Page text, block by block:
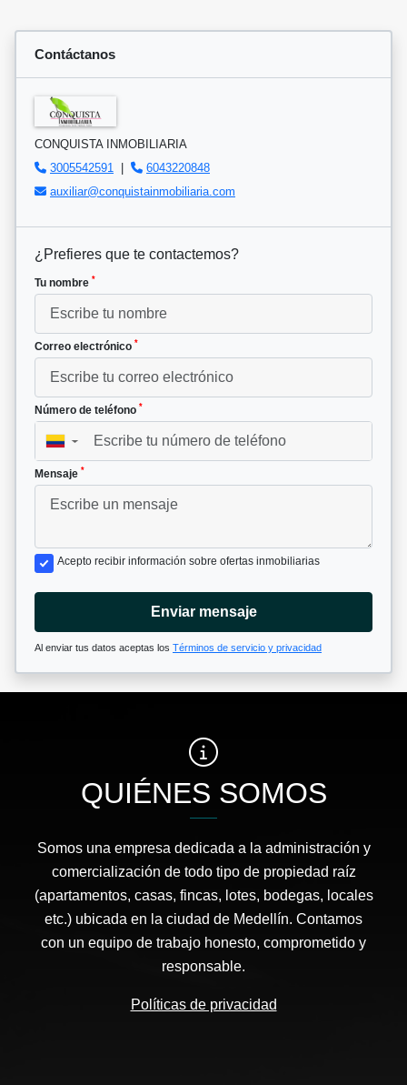
Contáctanos
CONQUISTA INMOBILIARIA
3005542591
|
6043220848
auxiliar@conquistainmobiliaria.com
¿Prefieres que te contactemos?
Tu nombre *
Correo electrónico *
Número de teléfono *
▼
Mensaje *
Acepto recibir información sobre ofertas inmobiliarias
Enviar mensaje
Al enviar tus datos aceptas los Términos de servicio y privacidad
QUIÉNES SOMOS
Somos una empresa dedicada a la administración y
comercialización de todo tipo de propiedad raíz
(apartamentos, casas, fincas, lotes, bodegas, locales
etc.) ubicada en la ciudad de Medellín. Contamos
con un equipo de trabajo honesto, comprometido y
responsable.
Políticas de privacidad